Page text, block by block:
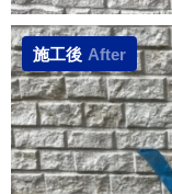
施工後 After